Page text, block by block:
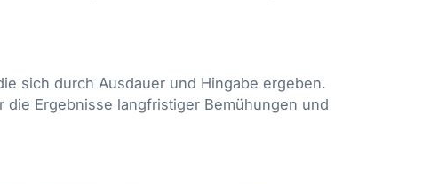
sich durch Ausdauer und Hingabe ergeben.
Ergebnisse langfristiger Bemühungen und